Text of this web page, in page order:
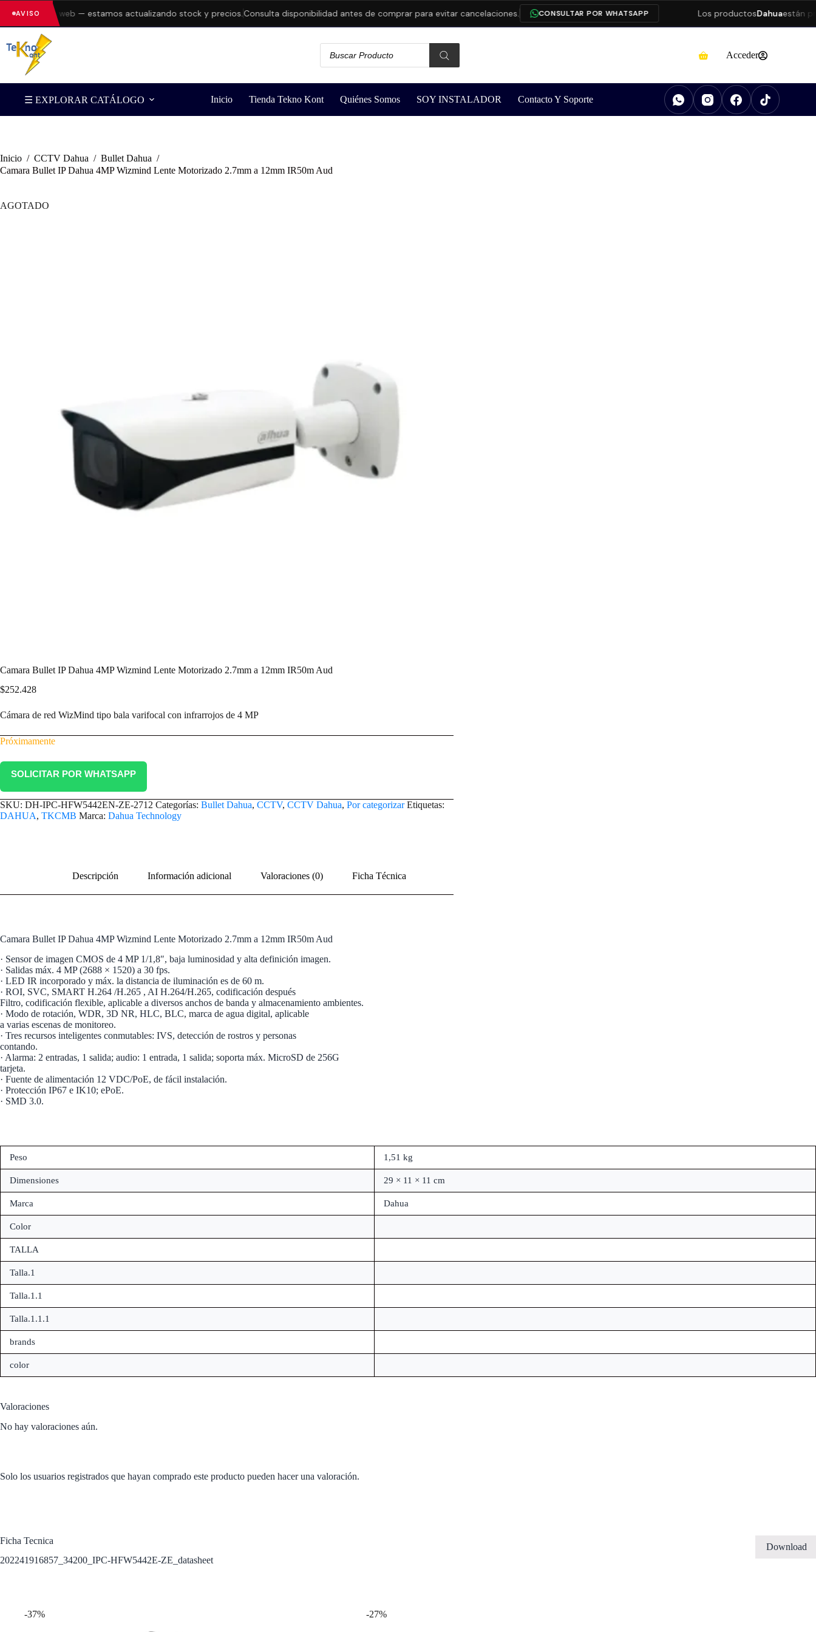
AVISO
en la web — estamos actualizando stock y precios.Consulta disponibilidad antes de comprar para evitar cancelaciones. CONSULTAR POR WHATSAPP Los productosDahuaestán
Acceder
☰ EXPLORAR CATÁLOGO Inicio Tienda Tekno Kont Quiénes Somos SOY INSTALADOR Contacto Y Soporte
Inicio / CCTV Dahua / Bullet Dahua /
Camara Bullet IP Dahua 4MP Wizmind Lente Motorizado 2.7mm a 12mm IR50m Aud
AGOTADO
Camara Bullet IP Dahua 4MP Wizmind Lente Motorizado 2.7mm a 12mm IR50m Aud
$252.428
Cámara de red WizMind tipo bala varifocal con infrarrojos de 4 MP
Próximamente
SOLICITAR POR WHATSAPP
SKU: DH-IPC-HFW5442EN-ZE-2712 Categorías: Bullet Dahua, CCTV, CCTV Dahua, Por categorizar Etiquetas:
DAHUA, TKCMB Marca: Dahua Technology
Descripción Información adicional Valoraciones (0) Ficha Técnica
Camara Bullet IP Dahua 4MP Wizmind Lente Motorizado 2.7mm a 12mm IR50m Aud
· Sensor de imagen CMOS de 4 MP 1/1,8″, baja luminosidad y alta definición imagen.
· Salidas máx. 4 MP (2688 × 1520) a 30 fps.
· LED IR incorporado y máx. la distancia de iluminación es de 60 m.
· ROI, SVC, SMART H.264 /H.265 , AI H.264/H.265, codificación después
Filtro, codificación flexible, aplicable a diversos anchos de banda y almacenamiento ambientes.
· Modo de rotación, WDR, 3D NR, HLC, BLC, marca de agua digital, aplicable
a varias escenas de monitoreo.
· Tres recursos inteligentes conmutables: IVS, detección de rostros y personas
contando.
· Alarma: 2 entradas, 1 salida; audio: 1 entrada, 1 salida; soporta máx. MicroSD de 256G
tarjeta.
· Fuente de alimentación 12 VDC/PoE, de fácil instalación.
· Protección IP67 e IK10; ePoE.
· SMD 3.0.
Peso 1,51 kg
Dimensiones 29 × 11 × 11 cm
Marca Dahua
Color
TALLA
Talla.1
Talla.1.1
Talla.1.1.1
brands
color
Valoraciones
No hay valoraciones aún.
Solo los usuarios registrados que hayan comprado este producto pueden hacer una valoración.
Ficha Tecnica
Download
202241916857_34200_IPC-HFW5442E-ZE_datasheet
-37%
-27%